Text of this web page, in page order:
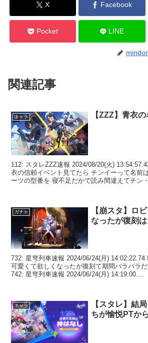
X Facebook
Pocket LINE
関連記事
キャラ 【ZZZ】青衣
112: スタレZZZ速報 2024/08/20(火)
衣の信頼イベント見てたら チンイーって名前
ーツの型番を 寝不足だかで読み間違えてチン
ガチャ
【崩スタ】ロ
なったが復刻
732: 星穹列車速報 2024/06/24(月) 14:02:22.74
可愛くて欲しくなったが復刻て期間バラバラ
742: 星穹列車速報 2024/06/24(月) 14:19:00....
キャラ
【スタレ】結
ちが愉悦PTか